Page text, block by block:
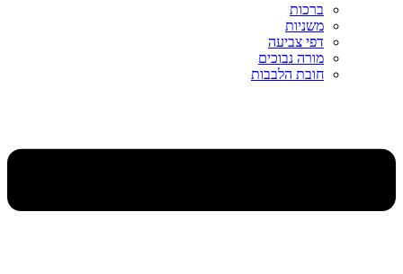
ברכות
משניות
דפי צביעה
מורה נבוכים
חובת הלבבות